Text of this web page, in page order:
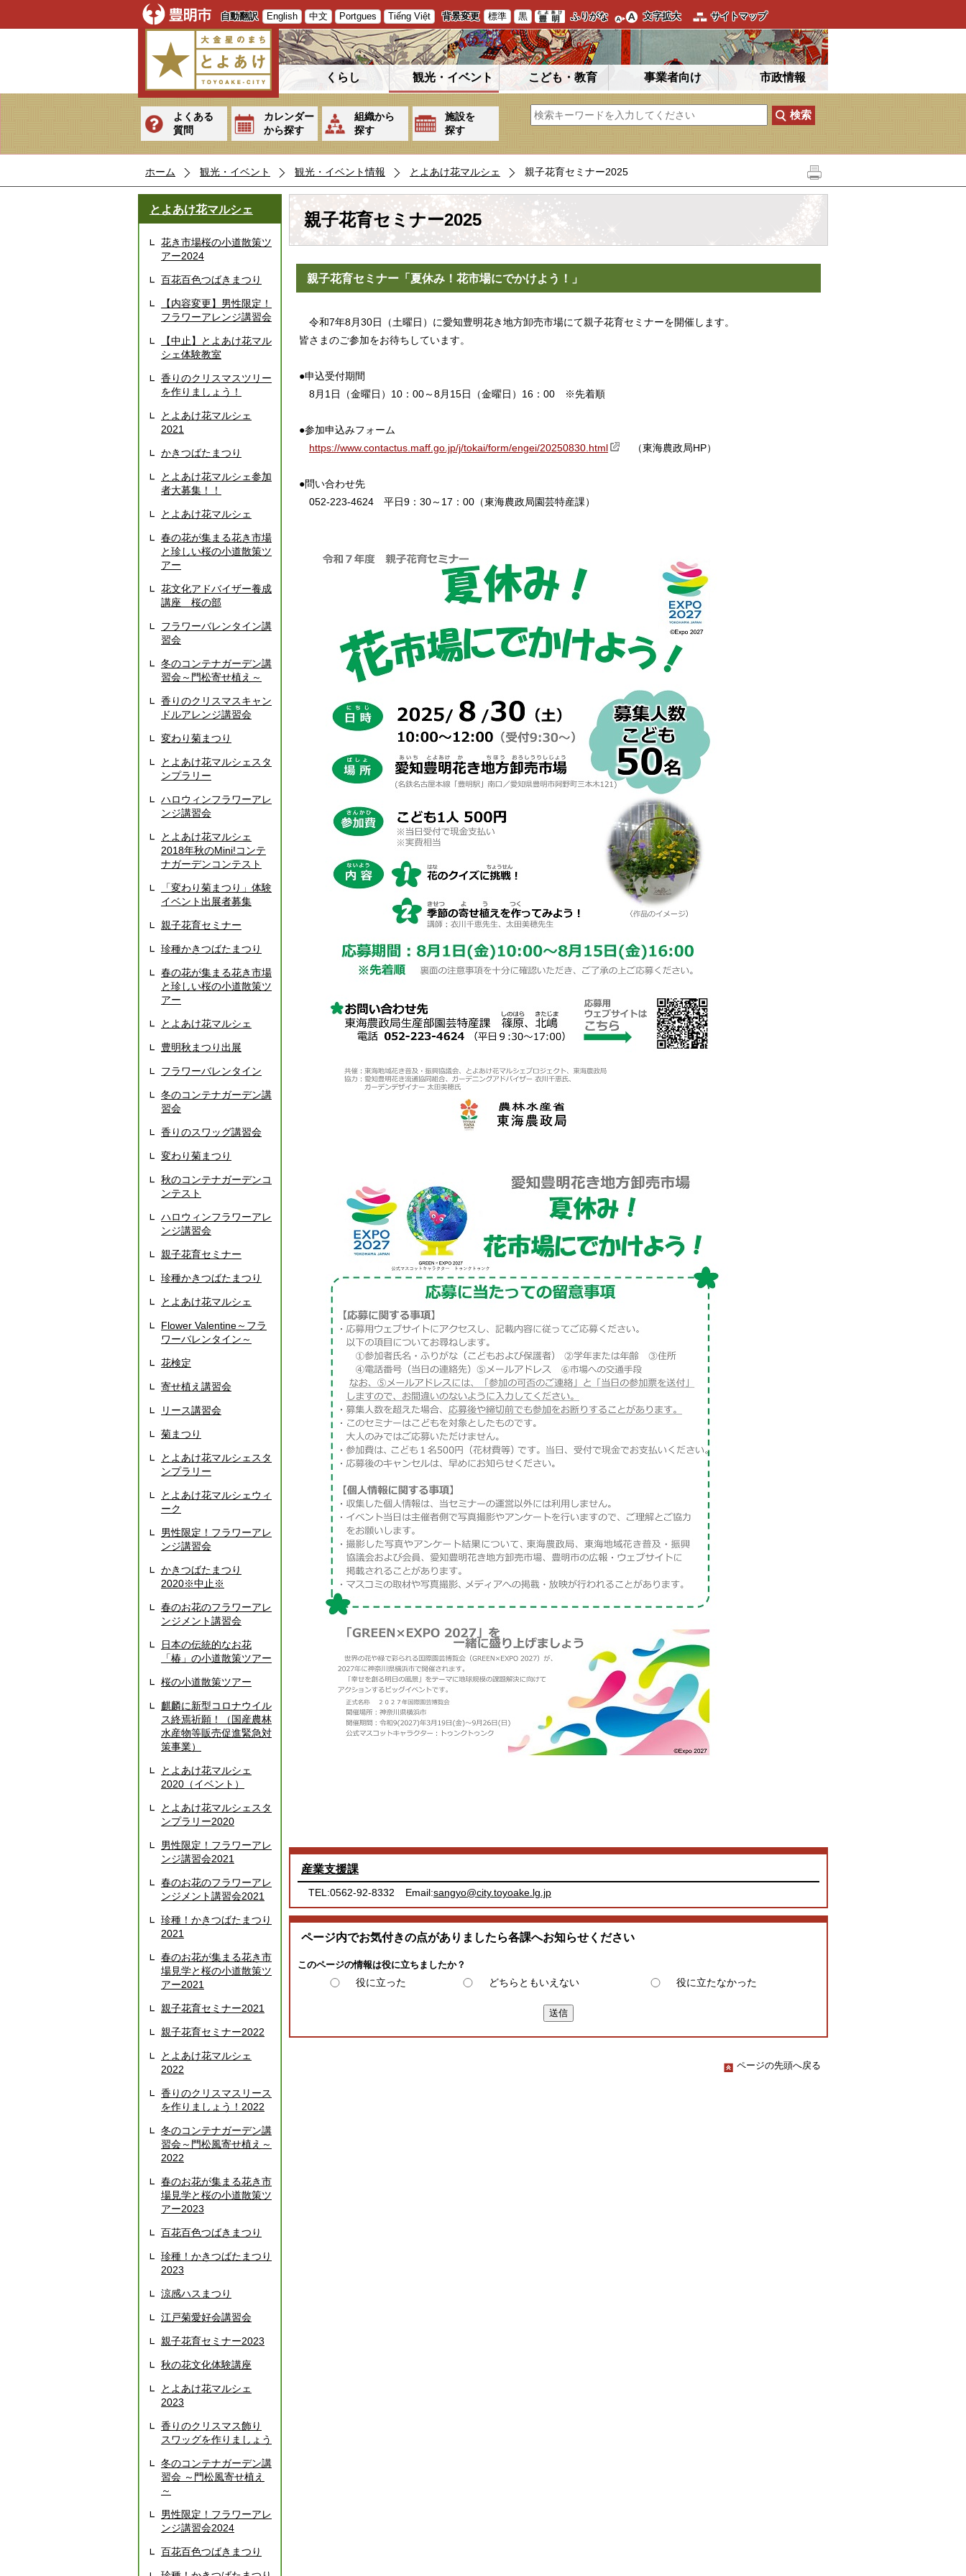
自動翻訳 English 中文 Portgues Tiếng Việt 背景変更 標準 黒 ふりがな 文字拡大 サイトマップ
くらし 観光・イベント こども・教育 事業者向け 市政情報
よくある
質問
カレンダー
から探す
組織から
探す
施設を
探す
ホーム 観光・イベント 観光・イベント情報 とよあけ花マルシェ 親子花育セミナー2025
とよあけ花マルシェ
花き市場桜の小道散策ツ
アー2024
百花百色つばきまつり
【内容変更】男性限定！
フラワーアレンジ講習会
【中止】とよあけ花マル
シェ体験教室
香りのクリスマスツリー
を作りましょう！
とよあけ花マルシェ
2021
かきつばたまつり
とよあけ花マルシェ参加
者大募集！！
とよあけ花マルシェ
春の花が集まる花き市場
と珍しい桜の小道散策ツ
アー
花文化アドバイザー養成
講座 桜の部
フラワーバレンタイン講
習会
冬のコンテナガーデン講
習会～門松寄せ植え～
香りのクリスマスキャン
ドルアレンジ講習会
変わり菊まつり
とよあけ花マルシェスタ
ンプラリー
ハロウィンフラワーアレ
ンジ講習会
とよあけ花マルシェ
2018年秋のMini!コンテ
ナガーデンコンテスト
「変わり菊まつり」体験
イベント出展者募集
親子花育セミナー
珍種かきつばたまつり
春の花が集まる花き市場
と珍しい桜の小道散策ツ
アー
とよあけ花マルシェ
豊明秋まつり出展
フラワーバレンタイン
冬のコンテナガーデン講
習会
香りのスワッグ講習会
変わり菊まつり
秋のコンテナガーデンコ
ンテスト
ハロウィンフラワーアレ
ンジ講習会
親子花育セミナー
珍種かきつばたまつり
とよあけ花マルシェ
Flower Valentine～フラ
ワーバレンタイン～
花検定
寄せ植え講習会
リース講習会
菊まつり
とよあけ花マルシェスタ
ンプラリー
とよあけ花マルシェウィ
ーク
男性限定！フラワーアレ
ンジ講習会
かきつばたまつり
2020※中止※
春のお花のフラワーアレ
ンジメント講習会
日本の伝統的なお花
「椿」の小道散策ツアー
桜の小道散策ツアー
麒麟に新型コロナウイル
ス終焉祈願！（国産農林
水産物等販売促進緊急対
策事業）
とよあけ花マルシェ
2020（イベント）
とよあけ花マルシェスタ
ンプラリー2020
男性限定！フラワーアレ
ンジ講習会2021
春のお花のフラワーアレ
ンジメント講習会2021
珍種！かきつばたまつり
2021
春のお花が集まる花き市
場見学と桜の小道散策ツ
アー2021
親子花育セミナー2021
親子花育セミナー2022
とよあけ花マルシェ
2022
香りのクリスマスリース
を作りましょう！2022
冬のコンテナガーデン講
習会～門松風寄せ植え～
2022
春のお花が集まる花き市
場見学と桜の小道散策ツ
アー2023
百花百色つばきまつり
珍種！かきつばたまつり
2023
涼感ハスまつり
江戸菊愛好会講習会
親子花育セミナー2023
秋の花文化体験講座
とよあけ花マルシェ
2023
香りのクリスマス飾り
スワッグを作りましょう
冬のコンテナガーデン講
習会 ～門松風寄せ植え
～
男性限定！フラワーアレ
ンジ講習会2024
百花百色つばきまつり
親子花育セミナー2025
親子花育セミナー「夏休み！花市場にでかけよう！」
令和7年8月30日（土曜日）に愛知豊明花き地方卸売市場にて親子花育セミナーを開催します。
皆さまのご参加をお待ちしています。
●申込受付期間
8月1日（金曜日）10：00～8月15日（金曜日）16：00 ※先着順
●参加申込みフォーム
https://www.contactus.maff.go.jp/j/tokai/form/engei/20250830.html
（東海農政局HP）
●問い合わせ先
052-223-4624 平日9：30～17：00（東海農政局園芸特産課）
産業支援課
TEL:0562-92-8332 Email:sangyo@city.toyoake.lg.jp
ページ内でお気付きの点がありましたら各課へお知らせください
このページの情報は役に立ちましたか？
役に立った どちらともいえない 役に立たなかった
ページの先頭へ戻る